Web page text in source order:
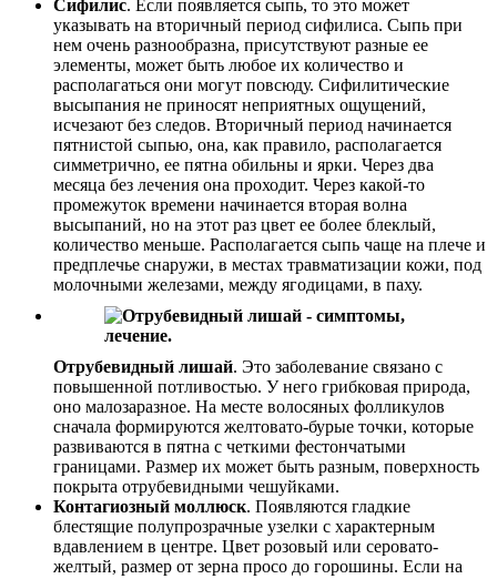
Сифилис. Если появляется сыпь, то это может
указывать на вторичный период сифилиса. Сыпь при
нем очень разнообразна, присутствуют разные ее
элементы, может быть любое их количество и
располагаться они могут повсюду. Сифилитические
высыпания не приносят неприятных ощущений,
исчезают без следов. Вторичный период начинается
пятнистой сыпью, она, как правило, располагается
симметрично, ее пятна обильны и ярки. Через два
месяца без лечения она проходит. Через какой-то
промежуток времени начинается вторая волна
высыпаний, но на этот раз цвет ее более блеклый,
количество меньше. Располагается сыпь чаще на плече и
предплечье снаружи, в местах травматизации кожи, под
молочными железами, между ягодицами, в паху.
Отрубевидный лишай. Это заболевание связано с
повышенной потливостью. У него грибковая природа,
оно малозаразное. На месте волосяных фолликулов
сначала формируются желтовато-бурые точки, которые
развиваются в пятна с четкими фестончатыми
границами. Размер их может быть разным, поверхность
покрыта отрубевидными чешуйками.
Контагиозный моллюск. Появляются гладкие
блестящие полупрозрачные узелки с характерным
вдавлением в центре. Цвет розовый или серовато-
желтый, размер от зерна просо до горошины. Если на